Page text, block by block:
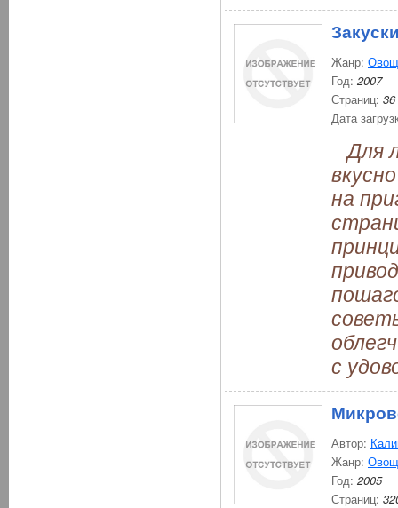
Жанр:
Год: 2007
Страниц: 36
Дата
Для
на
с
Автор:
Жанр:
Год: 2005
Страниц: